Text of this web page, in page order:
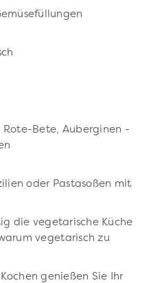
Rote-Bete, Auberginen -
oder Pastasoßen mit
die vegetarische Küche
vegetarisch zu
genießen Sie Ihr